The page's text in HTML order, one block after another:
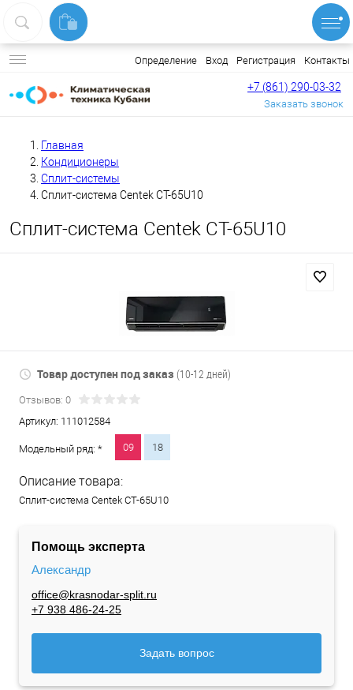
Определение Вход Регистрация Контакты
+7 (861) 290-03-32
Заказать звонок
Главная
Кондиционеры
Сплит-системы
Сплит-система Centek CT-65U10
Сплит-система Centek CT-65U10
Товар доступен под заказ (10-12 дней)
Отзывов: 0
Артикул: 111012584
Модельный ряд: * 09 18
Описание товара:
Сплит-система Centek CT-65U10
Помощь эксперта
Александр
office@krasnodar-split.ru
+7 938 486-24-25
Задать вопрос